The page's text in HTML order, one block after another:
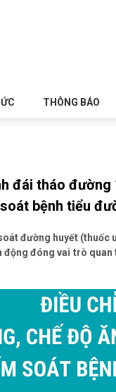
THÔNG BÁO
đái tháo
bệnh tiểu
đường huyết
động đóng vai trò